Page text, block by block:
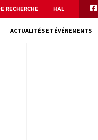
RECHERCHE HAL
ACTUALITÉS ET ÉVÉNEMENTS